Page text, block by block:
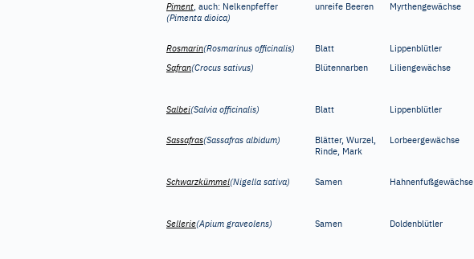
Piment, auch: Nelkenpfeffer
(Pimenta dioica)
unreife Beeren Myrthengewächse
Rosmarin(Rosmarinus officinalis) Blatt Lippenblütler
Safran(Crocus sativus) Blütennarben Liliengewächse
Salbei(Salvia officinalis) Blatt Lippenblütler
Sassafras(Sassafras albidum)
Blätter, Wurzel,
Rinde, Mark
Lorbeergewächse
Schwarzkümmel(Nigella sativa) Samen Hahnenfußgewächse
Sellerie(Apium graveolens) Samen Doldenblütler